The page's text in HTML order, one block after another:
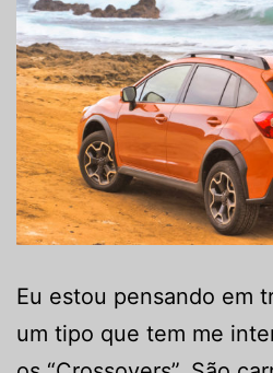
Eu estou pensando em
um tipo que tem me